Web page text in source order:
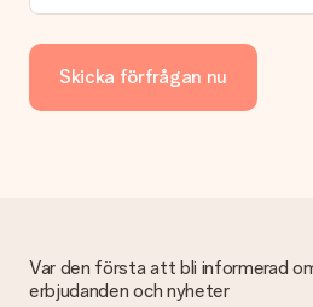
Skicka förfrågan nu
Var den första att bli informerad
erbjudanden och nyheter